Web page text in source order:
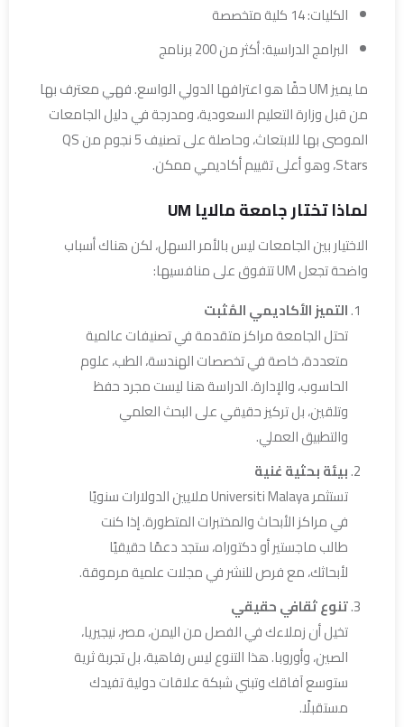
الكليات: 14 كلية متخصصة
البرامج الدراسية: أكثر من 200 برنامج
ما يميز UM حقًا هو اعترافها الدولي الواسع. فهي معترف بها
من قبل وزارة التعليم السعودية، ومدرجة في دليل الجامعات
الموصى بها للابتعاث، وحاصلة على تصنيف 5 نجوم من QS
Stars، وهو أعلى تقييم أكاديمي ممكن.
لماذا تختار جامعة مالايا UM
الاختيار بين الجامعات ليس بالأمر السهل، لكن هناك أسباب
واضحة تجعل UM تتفوق على منافسيها:
التميز الأكاديمي المُثبت
تحتل الجامعة مراكز متقدمة في تصنيفات عالمية
متعددة، خاصة في تخصصات الهندسة، الطب، علوم
الحاسوب، والإدارة. الدراسة هنا ليست مجرد حفظ
وتلقين، بل تركيز حقيقي على البحث العلمي
والتطبيق العملي.
بيئة بحثية غنية
تستثمر Universiti Malaya ملايين الدولارات سنويًا
في مراكز الأبحاث والمختبرات المتطورة. إذا كنت
طالب ماجستير أو دكتوراه، ستجد دعمًا حقيقيًا
لأبحاثك، مع فرص للنشر في مجلات علمية مرموقة.
تنوع ثقافي حقيقي
تخيل أن زملاءك في الفصل من اليمن، مصر، نيجيريا،
الصين، وأوروبا. هذا التنوع ليس رفاهية، بل تجربة ثرية
ستوسع آفاقك وتبني شبكة علاقات دولية تفيدك
مستقبلًا.